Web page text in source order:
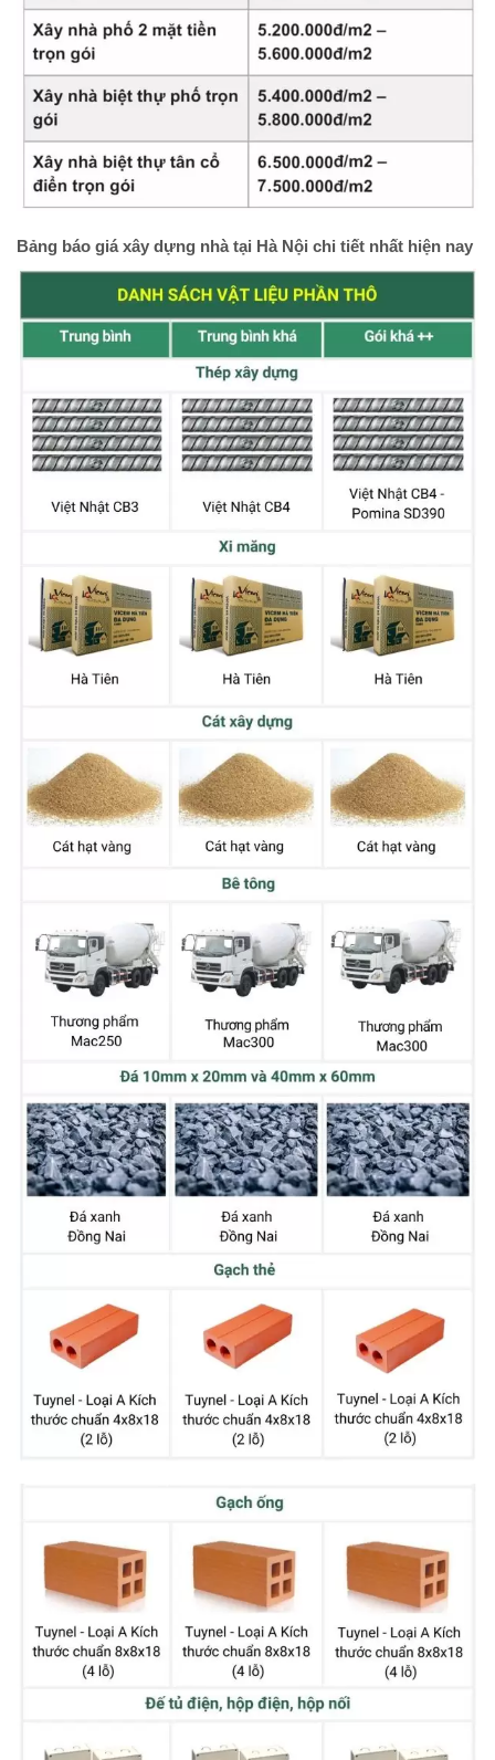
Bảng báo giá xây dựng nhà tại Hà Nội chi tiết nhất hiện nay